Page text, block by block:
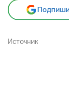
Источник